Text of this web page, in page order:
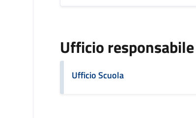
Ufficio responsabile
Ufficio Scuola